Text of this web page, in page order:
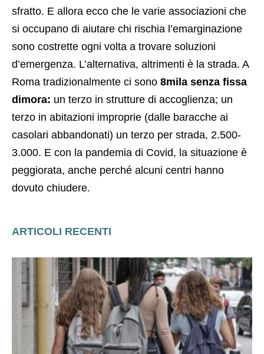
sfratto. E allora ecco che le varie associazioni che
si occupano di aiutare chi rischia l’emarginazione
sono costrette ogni volta a trovare soluzioni
d’emergenza. L’alternativa, altrimenti è la strada. A
Roma tradizionalmente ci sono 8mila senza fissa
dimora: un terzo in strutture di accoglienza; un
terzo in abitazioni improprie (dalle baracche ai
casolari abbandonati) un terzo per strada, 2.500-
3.000. E con la pandemia di Covid, la situazione è
peggiorata, anche perché alcuni centri hanno
dovuto chiudere.
ARTICOLI RECENTI